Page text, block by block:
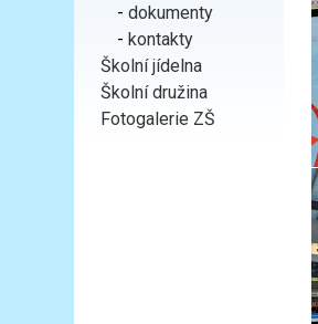
-dokumenty
-kontakty
Školní jídelna
Školní družina
Fotogalerie ZŠ